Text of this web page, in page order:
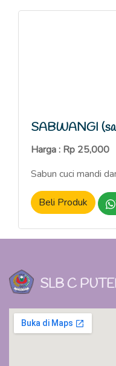
SABWANGI
Harga : Rp 25,000
Sabun cuci mandi
Beli Produk
SLB C